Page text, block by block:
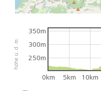
höhe ü. d. m.
0km 5km 10km
250m
300m
350m